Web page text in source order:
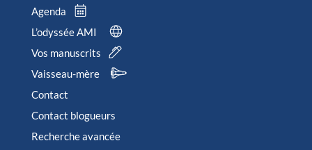
Agenda
L’odyssée AMI
Vos manuscrits
Vaisseau-mère
Contact
Contact blogueurs
Recherche avancée